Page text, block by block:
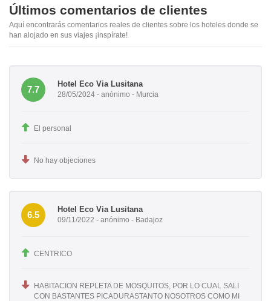
Últimos comentarios de clientes
Aquí encontrarás comentarios reales de clientes sobre los hoteles donde se
han alojado en sus viajes ¡inspírate!
7.7
Hotel Eco Via Lusitana
28/05/2024 - anónimo - Murcia
El personal
No hay objeciones
6.5
Hotel Eco Via Lusitana
09/11/2022 - anónimo - Badajoz
CENTRICO
HABITACION REPLETA DE MOSQUITOS, POR LO CUAL SALI
CON BASTANTES PICADURASTANTO NOSOTROS COMO MI